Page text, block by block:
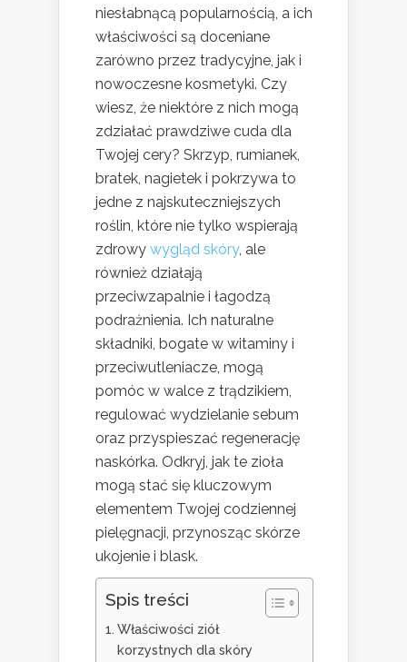
niesłabnącą popularnością, a ich
właściwości są doceniane
zarówno przez tradycyjne, jak i
nowoczesne kosmetyki. Czy
wiesz, że niektóre z nich mogą
zdziałać prawdziwe cuda dla
Twojej cery? Skrzyp, rumianek,
bratek, nagietek i pokrzywa to
jedne z najskuteczniejszych
roślin, które nie tylko wspierają
zdrowy wygląd skóry, ale
również działają
przeciwzapalnie i łagodzą
podrażnienia. Ich naturalne
składniki, bogate w witaminy i
przeciwutleniacze, mogą
pomóc w walce z trądzikiem,
regulować wydzielanie sebum
oraz przyspieszać regenerację
naskórka. Odkryj, jak te zioła
mogą stać się kluczowym
elementem Twojej codziennej
pielęgnacji, przynosząc skórze
ukojenie i blask.
Spis treści
Właściwości ziół
korzystnych dla skóry